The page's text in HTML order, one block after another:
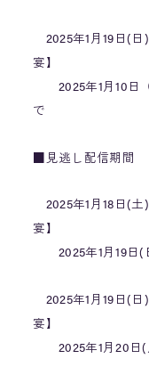
2025年1月19日(日)
宴】
2025年1月10日（
で
■見逃し配信期間
2025年1月18日(土)
宴】
2025年1月19日(
2025年1月19日(日)
宴】
2025年1月20日(